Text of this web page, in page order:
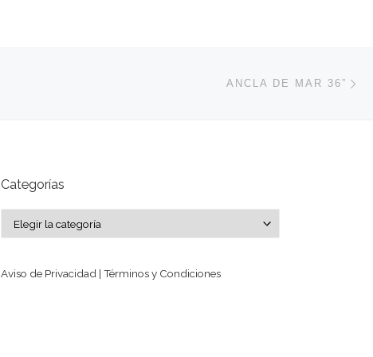
ANCLA DE MAR 36”
Categorías
Aviso de Privacidad | Términos y Condiciones